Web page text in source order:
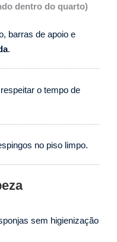
dentro do quarto)
barras de apoio e
.
o tempo de
no piso limpo.
sem higienização